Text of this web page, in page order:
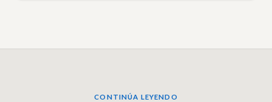
CONTINÚA LEYENDO